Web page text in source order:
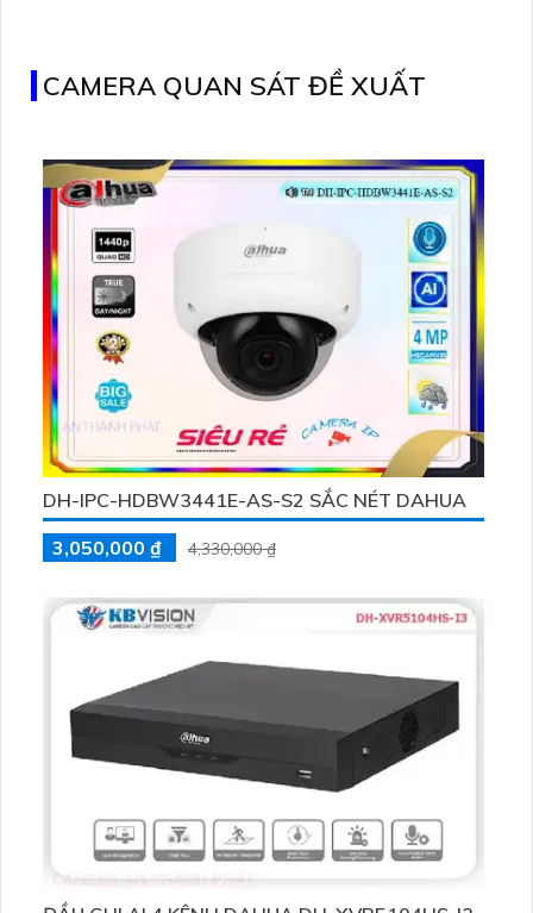
CAMERA QUAN SÁT ĐỀ XUẤT
DH-IPC-HDBW3441E-AS-S2 SẮC NÉT DAHUA
3,050,000 ₫
4,330,000 ₫